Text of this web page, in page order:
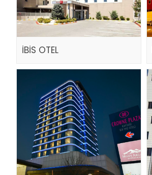
İBİS OTEL